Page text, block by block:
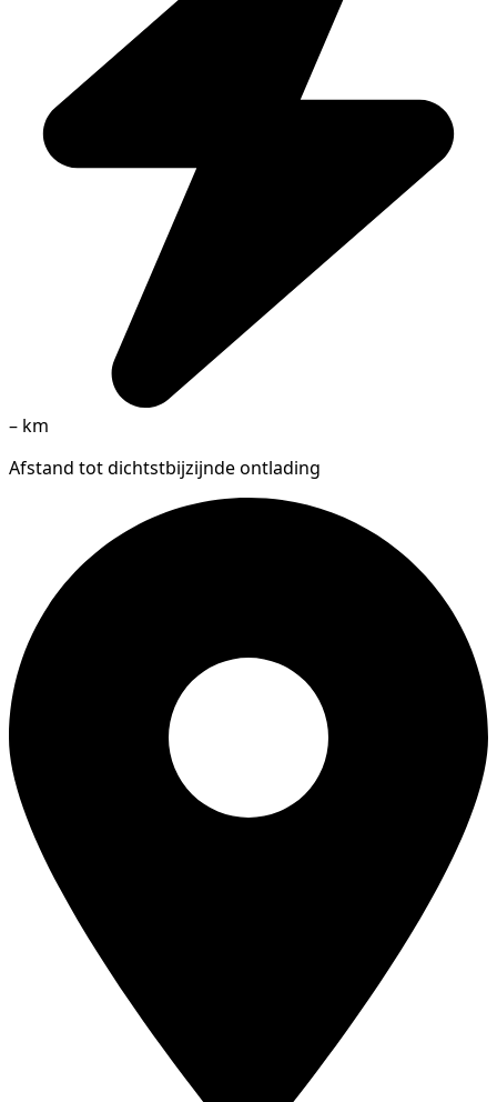
– km
Afstand tot dichtstbijzijnde ontlading